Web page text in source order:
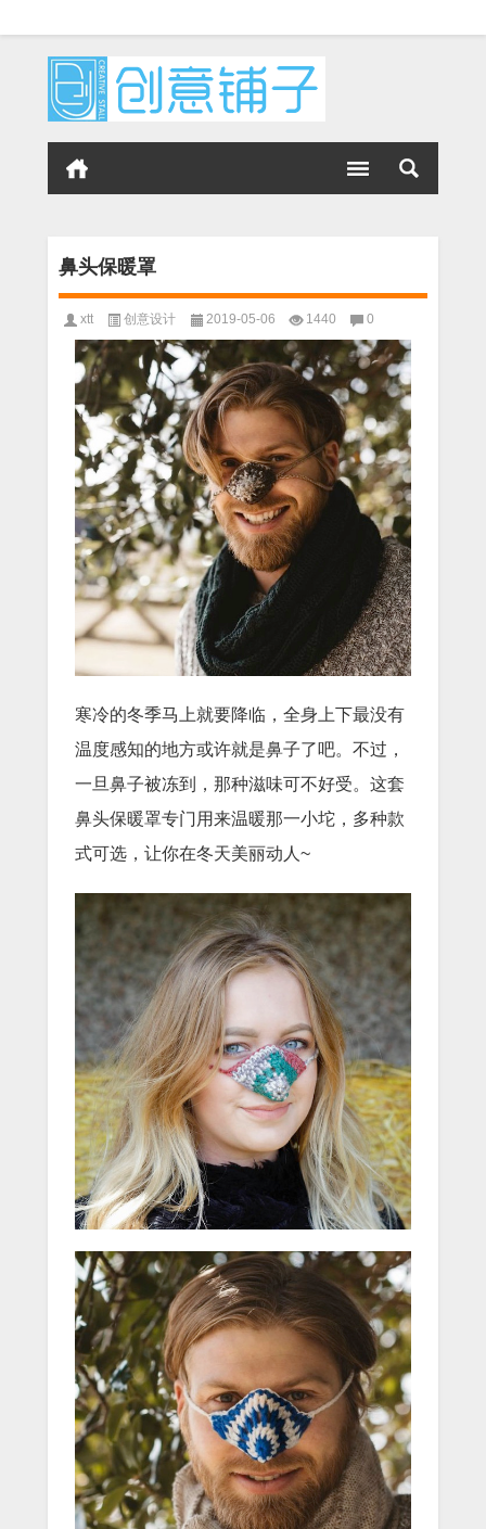
鼻头保暖罩
xtt 创意设计 2019-05-06 1440 0
寒冷的冬季马上就要降临，全身上下最没有
温度感知的地方或许就是鼻子了吧。不过，
一旦鼻子被冻到，那种滋味可不好受。这套
鼻头保暖罩专门用来温暖那一小坨，多种款
式可选，让你在冬天美丽动人~